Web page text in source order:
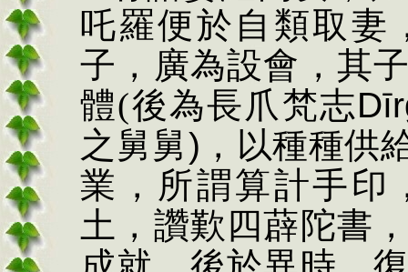
吒羅便於自類取妻
子，廣為設會，其
體(後為長爪梵志D
之舅舅) ， 以種種供
業，所謂算計手印
土，讚歎四薜陀書